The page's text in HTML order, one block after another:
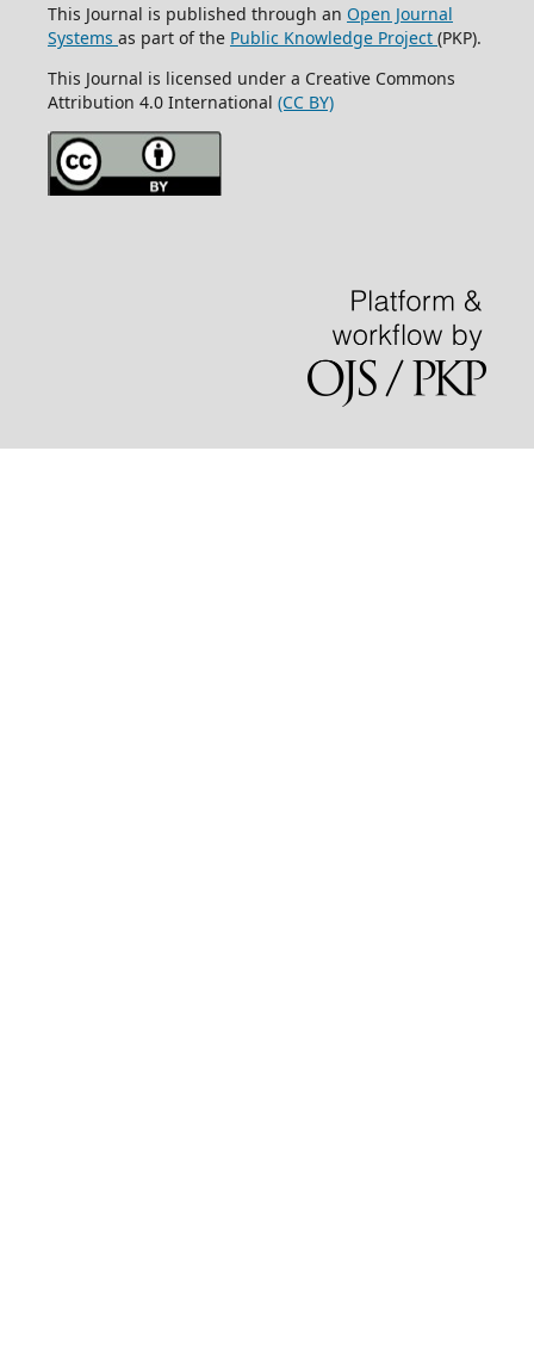
This Journal is published through an Open Journal
Systems as part of the Public Knowledge Project (PKP).
This Journal is licensed under a Creative Commons
Attribution 4.0 International (CC BY)